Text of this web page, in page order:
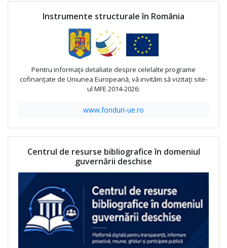
Instrumente structurale în România
Pentru informaţii detaliate despre celelalte programe
cofinanţate de Uniunea Europeană, vă invităm să vizitaţi site-
ul MFE 2014-2026:
www.fonduri-ue.ro
Centrul de resurse bibliografice în domeniul
guvernării deschise